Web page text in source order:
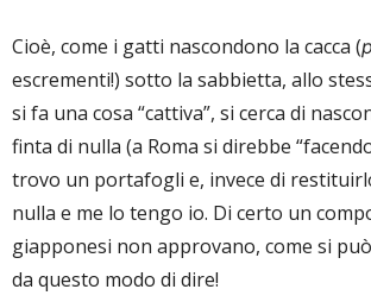
Cioè, come i gatti nascondono la cacca (
escrementi!) sotto la sabbietta, allo
si fa una cosa “cattiva”, si cerca di
finta di nulla (a Roma si direbbe
trovo un portafogli e, invece di
nulla e me lo tengo io. Di certo un
giapponesi non approvano, come si
da questo modo di dire!